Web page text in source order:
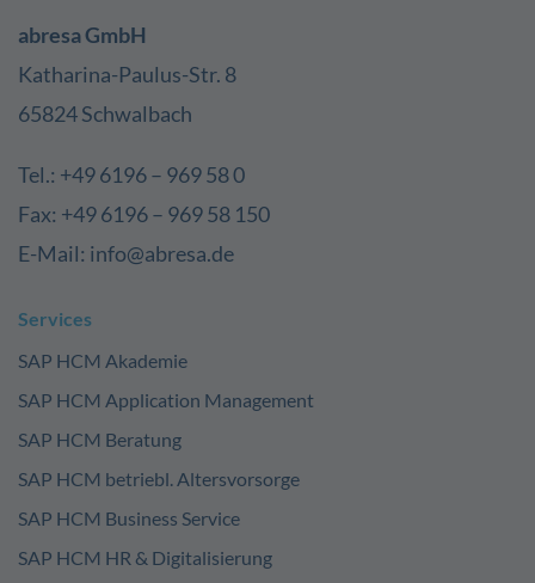
abresa GmbH
Katharina-Paulus-Str. 8
65824 Schwalbach
Tel.: +49 6196 – 969 58 0
Fax: +49 6196 – 969 58 150
E-Mail: info@abresa.de
Services
SAP HCM Akademie
SAP HCM Application Management
SAP HCM Beratung
SAP HCM betriebl. Altersvorsorge
SAP HCM Business Service
SAP HCM HR & Digitalisierung